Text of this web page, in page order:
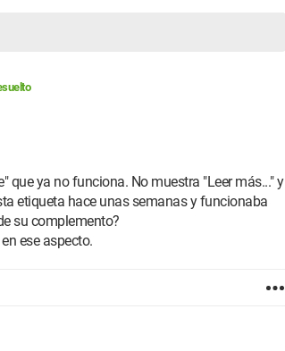
que ya no funciona. No muestra "Leer más..." y
etiqueta hace unas semanas y funcionaba
su complemento?
ese aspecto.